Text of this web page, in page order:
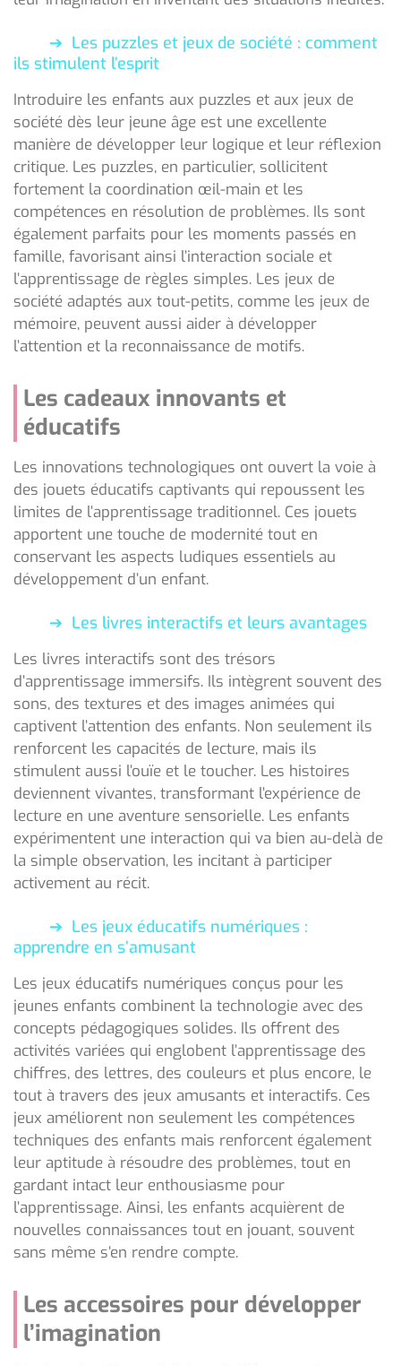
Les puzzles et jeux de société : comment
ils stimulent l’esprit
Introduire les enfants aux puzzles et aux jeux de
société dès leur jeune âge est une excellente
manière de développer leur logique et leur réflexion
critique. Les puzzles, en particulier, sollicitent
fortement la coordination œil-main et les
compétences en résolution de problèmes. Ils sont
également parfaits pour les moments passés en
famille, favorisant ainsi l’interaction sociale et
l’apprentissage de règles simples. Les jeux de
société adaptés aux tout-petits, comme les jeux de
mémoire, peuvent aussi aider à développer
l’attention et la reconnaissance de motifs.
Les cadeaux innovants et
éducatifs
Les innovations technologiques ont ouvert la voie à
des jouets éducatifs captivants qui repoussent les
limites de l’apprentissage traditionnel. Ces jouets
apportent une touche de modernité tout en
conservant les aspects ludiques essentiels au
développement d’un enfant.
Les livres interactifs et leurs avantages
Les livres interactifs sont des trésors
d’apprentissage immersifs. Ils intègrent souvent des
sons, des textures et des images animées qui
captivent l’attention des enfants. Non seulement ils
renforcent les capacités de lecture, mais ils
stimulent aussi l’ouïe et le toucher. Les histoires
deviennent vivantes, transformant l’expérience de
lecture en une aventure sensorielle. Les enfants
expérimentent une interaction qui va bien au-delà de
la simple observation, les incitant à participer
activement au récit.
Les jeux éducatifs numériques :
apprendre en s’amusant
Les jeux éducatifs numériques conçus pour les
jeunes enfants combinent la technologie avec des
concepts pédagogiques solides. Ils offrent des
activités variées qui englobent l’apprentissage des
chiffres, des lettres, des couleurs et plus encore, le
tout à travers des jeux amusants et interactifs. Ces
jeux améliorent non seulement les compétences
techniques des enfants mais renforcent également
leur aptitude à résoudre des problèmes, tout en
gardant intact leur enthousiasme pour
l’apprentissage. Ainsi, les enfants acquièrent de
nouvelles connaissances tout en jouant, souvent
sans même s’en rendre compte.
Les accessoires pour développer
l’imagination